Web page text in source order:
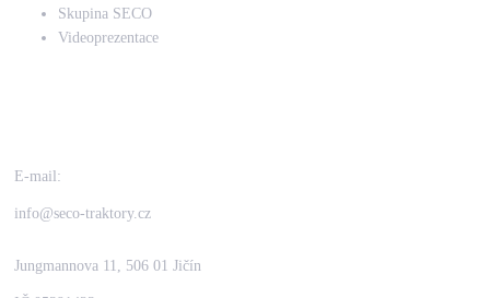
Skupina SECO
Videoprezentace
E-mail:
info@seco-traktory.cz
Jungmannova 11, 506 01 Jičín